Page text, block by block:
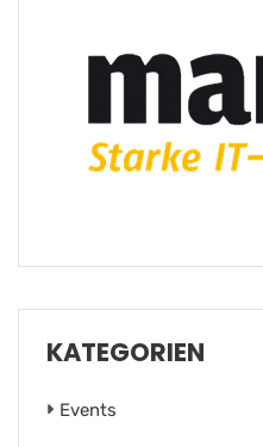
KATEGORIEN
Events